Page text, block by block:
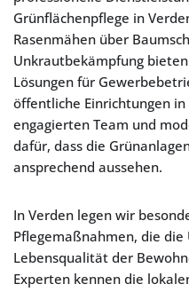
Grünflächenpflege in
Rasenmähen über
Unkrautbekämpfung
Lösungen für
öffentliche Einrichtungen
engagierten Team und
dafür, dass die
ansprechend aussehen.
In Verden legen wir
Pflegemaßnahmen, die
Lebensqualität der
Experten kennen die